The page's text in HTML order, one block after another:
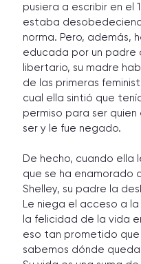
pusiera a escribir en el
estaba
norma. Pero, además,
educada por un padre
libertario, su madre
de las primeras
cual ella sintió que
permiso para ser quien
ser y le fue negado.
De hecho, cuando ella
que se ha enamorado
Shelley, su padre la
Le niega el acceso a la
la felicidad de la vida
eso tan prometido que
sabemos dónde